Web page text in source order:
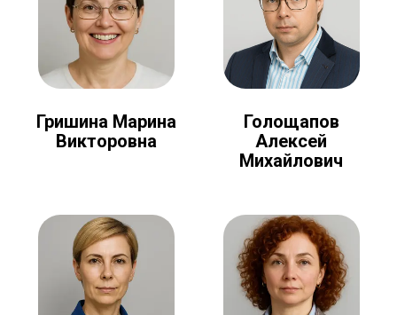
Гришина Марина
Викторовна
Голощапов
Алексей
Михайлович